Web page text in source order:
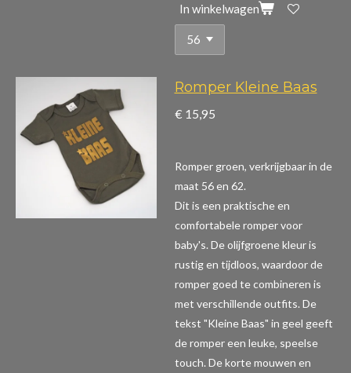
In winkelwagen
Romper Kleine Baas
€ 15,95
Romper groen, verkrijgbaar in de
maat 56 en 62.
Dit is een praktische en
comfortabele romper voor
baby's. De olijfgroene kleur is
rustig en tijdloos, waardoor de
romper goed te combineren is
met verschillende outfits. De
tekst "Kleine Baas" in geel geeft
de romper een leuke, speelse
touch. De korte mouwen en